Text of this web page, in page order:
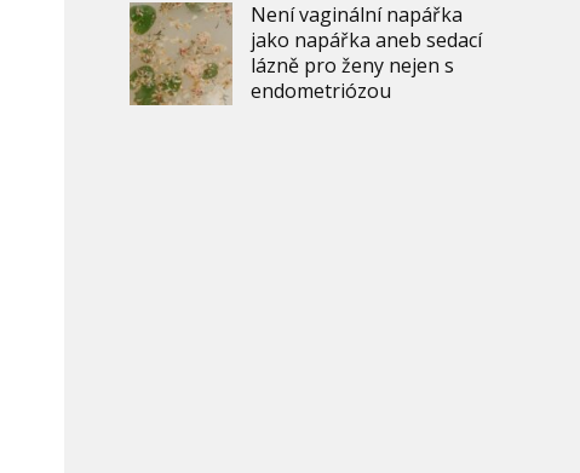
Není vaginální napářka
jako napářka aneb sedací
lázně pro ženy nejen s
endometriózou